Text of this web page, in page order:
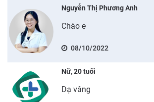
Nguyễn Thị Phương Anh
Chào e
08/10/2022
Nữ, 20 tuổi
Dạ vâng